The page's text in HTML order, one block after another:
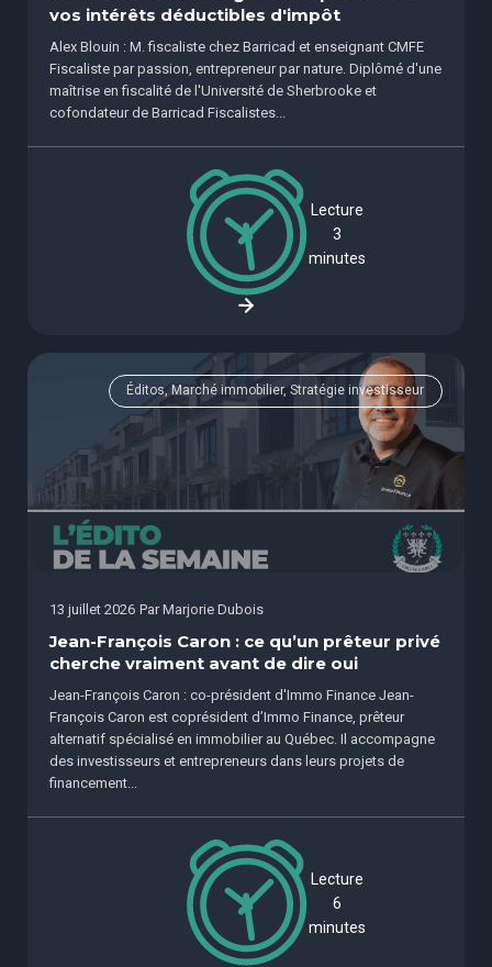
vos intérêts déductibles d'impôt
Alex Blouin : M. fiscaliste chez Barricad et enseignant CMFE
Fiscaliste par passion, entrepreneur par nature. Diplômé d'une
maîtrise en fiscalité de l'Université de Sherbrooke et
cofondateur de Barricad Fiscalistes...
Lecture
3
minutes
Éditos, Marché immobilier, Stratégie investisseur
13 juillet 2026 Par Marjorie Dubois
Jean-François Caron : ce qu’un prêteur privé
cherche vraiment avant de dire oui
Jean-François Caron : co-président d'Immo Finance Jean-
François Caron est coprésident d’Immo Finance, prêteur
alternatif spécialisé en immobilier au Québec. Il accompagne
des investisseurs et entrepreneurs dans leurs projets de
financement...
Lecture
6
minutes